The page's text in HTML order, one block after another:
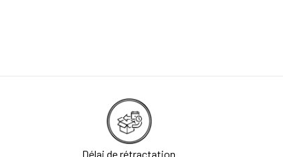
Délai de rétractation